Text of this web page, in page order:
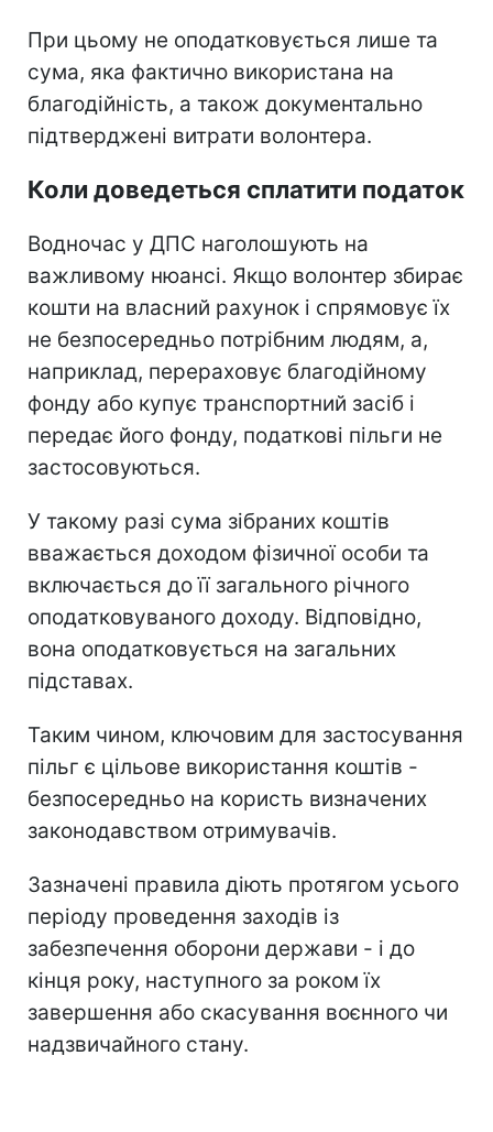
При цьому не оподатковується лише та
сума, яка фактично використана на
благодійність, а також документально
підтверджені витрати волонтера.
Коли доведеться сплатити податок
Водночас у ДПС наголошують на
важливому нюансі. Якщо волонтер збирає
кошти на власний рахунок і спрямовує їх
не безпосередньо потрібним людям, а,
наприклад, перераховує благодійному
фонду або купує транспортний засіб і
передає його фонду, податкові пільги не
застосовуються.
У такому разі сума зібраних коштів
вважається доходом фізичної особи та
включається до її загального річного
оподатковуваного доходу. Відповідно,
вона оподатковується на загальних
підставах.
Таким чином, ключовим для застосування
пільг є цільове використання коштів -
безпосередньо на користь визначених
законодавством отримувачів.
Зазначені правила діють протягом усього
періоду проведення заходів із
забезпечення оборони держави - і до
кінця року, наступного за роком їх
завершення або скасування воєнного чи
надзвичайного стану.